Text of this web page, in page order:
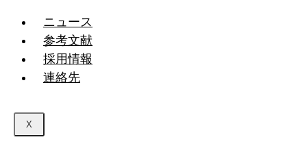
ニュース
参考文献
採用情報
連絡先
X